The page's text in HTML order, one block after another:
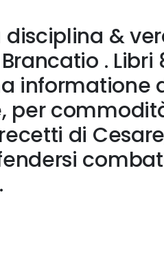
disciplina &
. Libri
informatione
per
di